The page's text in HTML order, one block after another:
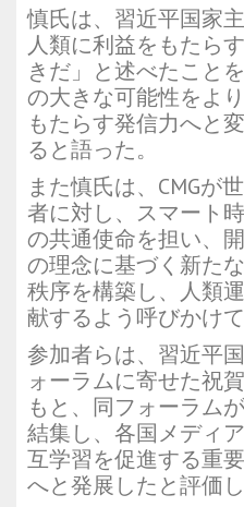
慎氏は、習近平国家
人類に利益をもたら
きだ」と述べたこと
の大きな可能性をよ
もたらす発信力へと
ると語った。
また慎氏は、CMGが
者に対し、スマート
の共通使命を担い、
の理念に基づく新た
秩序を構築し、人類
献するよう呼びかけ
参加者らは、習近平
ォーラムに寄せた祝
もと、同フォーラム
結集し、各国メディ
互学習を促進する重
へと発展したと評価し